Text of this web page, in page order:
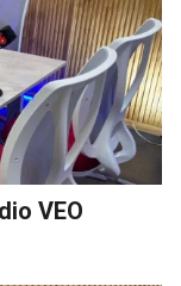
VEO